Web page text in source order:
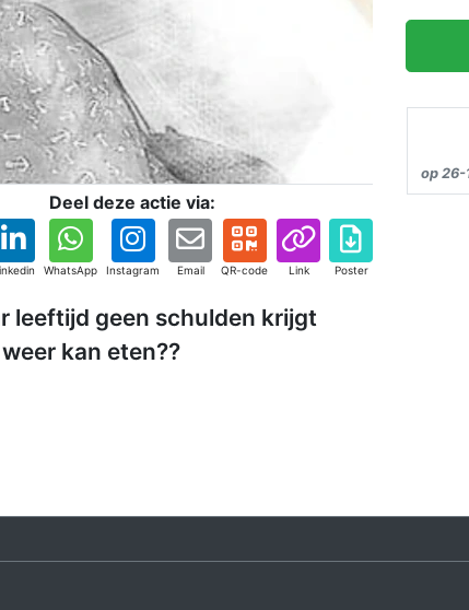
Deel deze actie via:
WhatsApp Instagram Email QR-code Link Poster
leeftijd geen schulden krijgt
kan eten??
op 26-